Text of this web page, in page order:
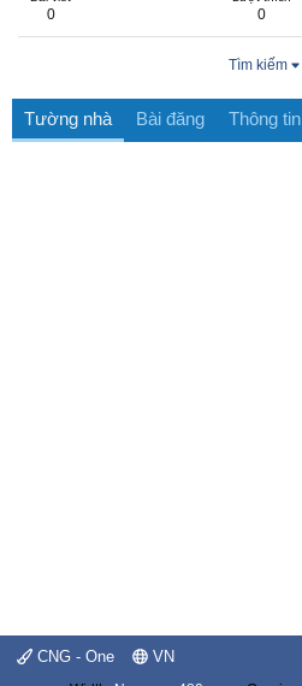
0 0
Tìm kiếm
Tường nhà Bài đăng Thông tin
CNG - One VN